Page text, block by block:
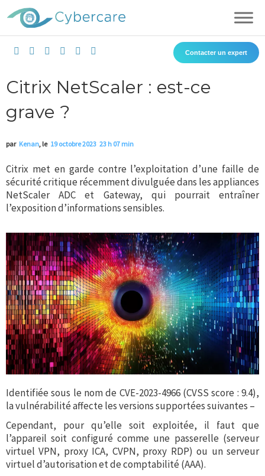
au
contenu
L
k
e
i
n
I
a
r
a
F
b
o
k
T
o
X
w
i
Y
t
u
Contacter un expert
Citrix NetScaler : est-ce
grave ?
par Kenan, le 19 octobre 2023 23 h 07 min
Citrix met en garde contre l’exploitation d’une faille de
sécurité critique récemment divulguée dans les appliances
NetScaler ADC et Gateway, qui pourrait entraîner
l’exposition d’informations sensibles.
Identifiée sous le nom de CVE-2023-4966 (CVSS score : 9.4),
la vulnérabilité affecte les versions supportées suivantes –
Cependant, pour qu’elle soit exploitée, il faut que
l’appareil soit configuré comme une passerelle (serveur
virtuel VPN, proxy ICA, CVPN, proxy RDP) ou un serveur
virtuel d’autorisation et de comptabilité (AAA).